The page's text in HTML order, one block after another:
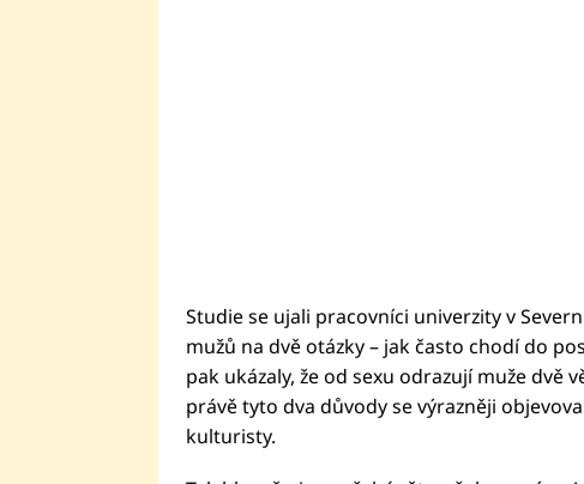
Studie se ujali pracovníci univerzity v
mužů na dvě otázky – jak často chodí do
pak ukázaly, že od sexu odrazují muže dvě
právě tyto dva důvody se výrazněji
kulturisty.